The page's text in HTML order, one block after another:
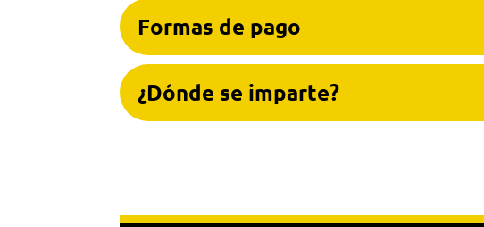
Formas de pago
¿Dónde se imparte?